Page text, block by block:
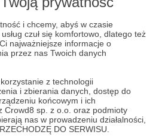
i chcemy, abyś w czasie
czuł się komfortowo, dlatego też
najważniejsze informacje o
przez nas Twoich danych
z technologii
i zbierania danych, dostęp do
końcowym i ich
Crowd8 sp. z o.o. oraz podmioty
nas w prowadzeniu działalności,
DO SERWISU.
Zapomniałeś hasła?
Zaloguj